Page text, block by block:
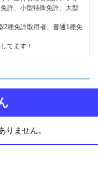
許、小型特殊免許、大型
2種免許取得者、普通1種免
てます！